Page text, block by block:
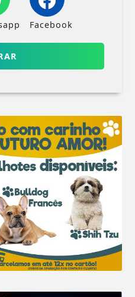
Facebook